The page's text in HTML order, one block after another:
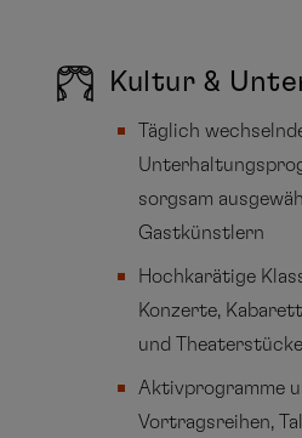
Kultur &
Täglich
sorgsam
Gastkünstlern
Hochkarätige
Konzerte,
und Theaterstücke
Aktivprogramme
Vortragsreihen,